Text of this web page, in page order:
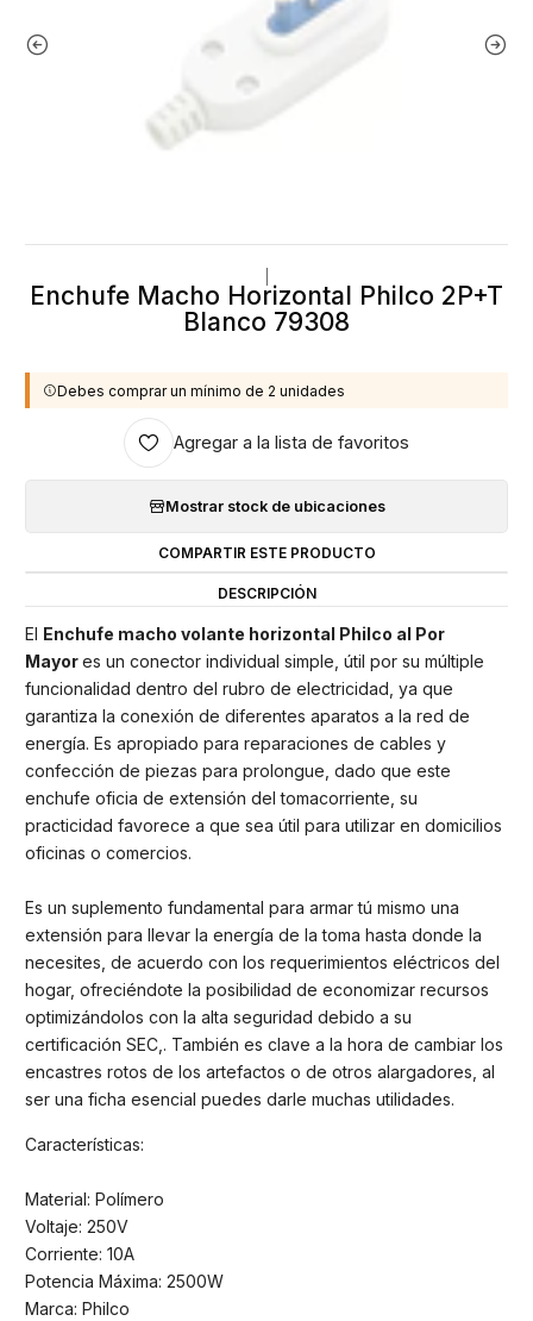
Enchufe Macho Horizontal Philco 2P+T
Blanco 79308
Debes comprar un mínimo de 2 unidades
Agregar a la lista de favoritos
Mostrar stock de ubicaciones
COMPARTIR ESTE PRODUCTO
DESCRIPCIÓN
El Enchufe macho volante horizontal Philco al Por
Mayores un conector individual simple, útil por su múltiple
funcionalidad dentro del rubro de electricidad, ya que
garantiza la conexión de diferentes aparatos a la red de
energía. Es apropiado para reparaciones de cables y
confección de piezas para prolongue, dado que este
enchufe oficia de extensión del tomacorriente, su
practicidad favorece a que sea útil para utilizar en domicilios
oficinas o comercios.
Es un suplemento fundamental para armar tú mismo una
extensión para llevar la energía de la toma hasta donde la
necesites, de acuerdo con los requerimientos eléctricos del
hogar, ofreciéndote la posibilidad de economizar recursos
optimizándolos con la alta seguridad debido a su
certificación SEC,. También es clave a la hora de cambiar los
encastres rotos de los artefactos o de otros alargadores, al
ser una ficha esencial puedes darle muchas utilidades.
Características:
Material: Polímero
Voltaje: 250V
Corriente: 10A
Potencia Máxima: 2500W
Marca: Philco